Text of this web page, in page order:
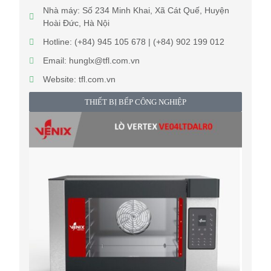
Nhà máy: Số 234 Minh Khai, Xã Cát Quế, Huyện
Hoài Đức, Hà Nội
Hotline: (+84) 945 105 678 | (+84) 902 199 012
Email: hunglx@tfl.com.vn
Website: tfl.com.vn
THIẾT BỊ BẾP CÔNG NGHIỆP